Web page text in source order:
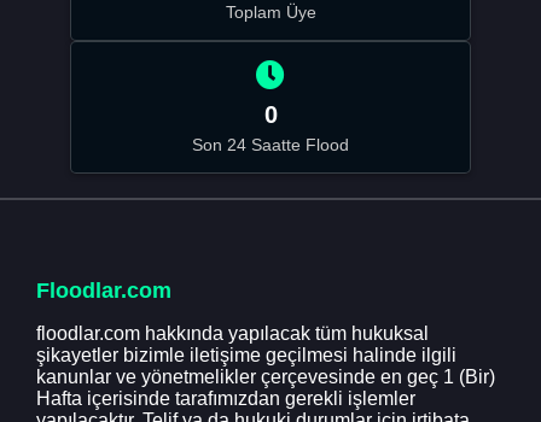
Toplam Üye
0
Son 24 Saatte Flood
Floodlar.com
floodlar.com hakkında yapılacak tüm hukuksal
şikayetler bizimle iletişime geçilmesi halinde ilgili
kanunlar ve yönetmelikler çerçevesinde en geç 1 (Bir)
Hafta içerisinde tarafımızdan gerekli işlemler